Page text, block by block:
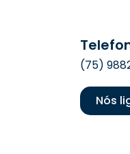
(75)
Nós